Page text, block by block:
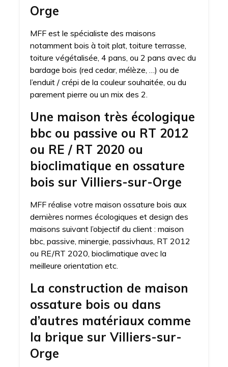
Orge
MFF est le spécialiste des maisons
notamment bois à toit plat, toiture terrasse,
toiture végétalisée, 4 pans, ou 2 pans avec du
bardage bois (red cedar, mélèze, …) ou de
l’enduit / crépi de la couleur souhaitée, ou du
parement pierre ou un mix des 2.
Une maison très écologique
bbc ou passive ou RT 2012
ou RE / RT 2020 ou
bioclimatique en ossature
bois sur Villiers-sur-Orge
MFF réalise votre maison ossature bois aux
dernières normes écologiques et design des
maisons suivant l’objectif du client : maison
bbc, passive, minergie, passivhaus, RT 2012
ou RE/RT 2020, bioclimatique avec la
meilleure orientation etc.
La construction de maison
ossature bois ou dans
d’autres matériaux comme
la brique sur Villiers-sur-
Orge